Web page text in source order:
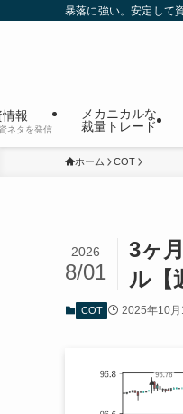
暴落に強い。安定して
報
ネタを発信
メカニカルな
裁量トレード
ホーム COT
3ヶ
ル【
2026
8/01
COT 2025年10月